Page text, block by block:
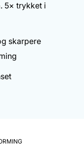
5× trykket i
skarpere